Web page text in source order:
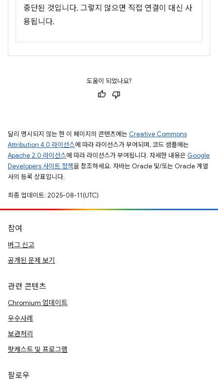
중단된 것입니다. 그렇지 않으면 직접 연결이 대신 사
용됩니다.
도움이 되었나요?
달리 명시되지 않는 한 이 페이지의 콘텐츠에는 Creative Commons
Attribution 4.0 라이선스에 따라 라이선스가 부여되며, 코드 샘플에는
Apache 2.0 라이선스에 따라 라이선스가 부여됩니다. 자세한 내용은 Google
Developers 사이트 정책을 참조하세요. 자바는 Oracle 및/또는 Oracle 계열
사의 등록 상표입니다.
최종 업데이트: 2025-08-11(UTC)
참여
버그 신고
공개된 문제 보기
관련 콘텐츠
Chromium 업데이트
우수사례
보관처리
팟캐스트 및 프로그램
팔로우